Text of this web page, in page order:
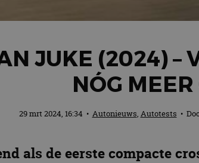
JUKE (2024) –
NÓG MEER
29 mrt 2024, 16:34 • Autonieuws, Autotests •
als de eerste compacte